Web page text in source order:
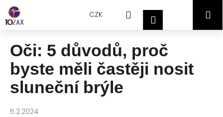
Přejít
obsah
CZK HledatPřihlášeníNákupní
Oči: 5 důvodů, proč
byste měli častěji nosit
sluneční brýle
5.2.2024
o
C
o
o
t